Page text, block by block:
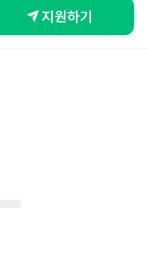
지원하기